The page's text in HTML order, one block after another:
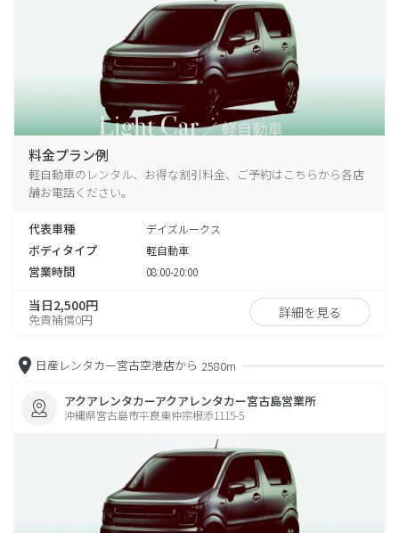
料金プラン例
軽自動車のレンタル、お得な割引料金、ご予約はこちらから各店
舗お電話ください。
代表車種 デイズルークス
ボディタイプ 軽自動車
営業時間 08:00-20:00
当日2,500円
免責補償0円 詳細を見る
日産レンタカー宮古空港店から 2580m
アクアレンタカーアクアレンタカー宮古島営業所
沖縄県宮古島市平良東仲宗根添1115-5